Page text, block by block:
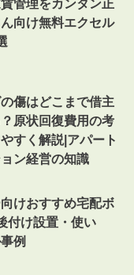
管理をカンタン正
向け無料エクセル
傷はどこまで借主
原状回復費用の考
すく解説|アパート
ン経営の知識
けおすすめ宅配ボ
付け設置・使い
例